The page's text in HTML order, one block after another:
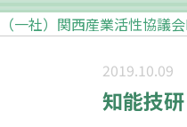
（一社）関西産業活性協議
2019.10.09
知能技研